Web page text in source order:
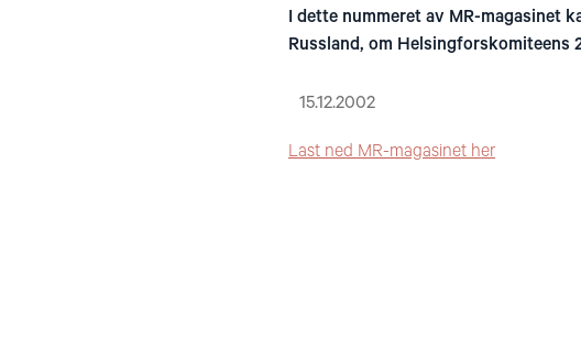
I dette nummeret av MR-magasinet
Russland, om Helsingforskomiteens
15.12.2002
Last ned MR-magasinet her